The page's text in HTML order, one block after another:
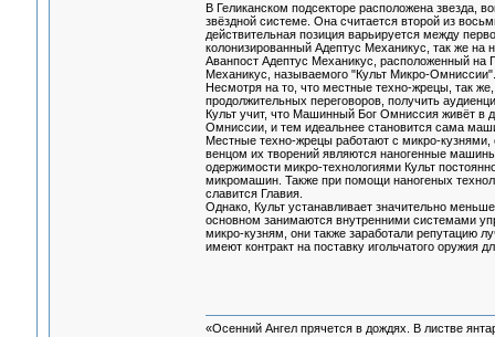
В Геликанском подсекторе расположена звезда,
звёздной системе. Она считается второй из
действительная позиция варьируется между
колонизированный Адептус Механикус, так же на
Аванпост Адептус Механикус, расположенный на
Механикус, называемого "Культ Микро-Омниссии".
Несмотря на то, что местные техно-жрецы, так
продолжительных переговоров, получить
Культ учит, что Машинный Бог Омниссия живёт
Омниссии, и тем идеальнее становится сама
Местные техно-жрецы работают с микро-
венцом их творений являются наногенные
одержимости микро-технологиями Культ
микромашин. Также при помощи наногеных
славится Главия.
Однако, Культ устанавливает значительно
основном занимаются внутренними системами
микро-кузням, они также заработали репутацию
имеют контракт на поставку игольчатого оружия
«Осенний Ангел прячется в дождях. В листве